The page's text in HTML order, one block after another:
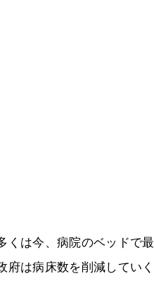
は今、病院のベッドで最
は病床数を削減していく